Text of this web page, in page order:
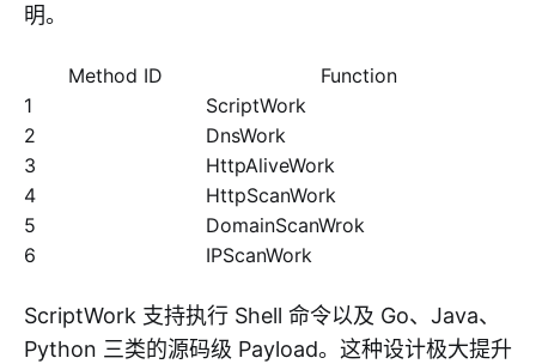
明。
Method ID
Function
1
ScriptWork
2
DnsWork
3
HttpAliveWork
4
HttpScanWork
5
DomainScanWrok
6
IPScanWork
ScriptWork 支持执行 Shell 命令以及 Go、Java、
Python 三类的源码级 Payload。这种设计极大提升